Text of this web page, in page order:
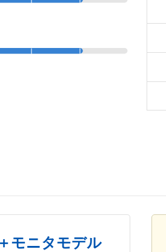
モニタモデル